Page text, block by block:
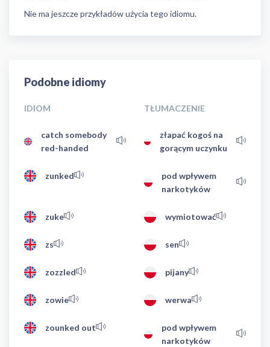
Nie ma jeszcze przykładów użycia tego idiomu.
Podobne idiomy
IDIOM TŁUMACZENIE
catch somebody
red-handed
złapać kogoś na
gorącym uczynku
zunked
pod wpływem
narkotyków
zuke wymiotować
zs sen
zozzled pijany
zowie werwa
zounked out
pod wpływem
narkotyków